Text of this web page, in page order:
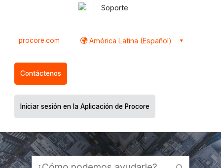
Soporte
procore.com América Latina (Español)
Contáctenos
Iniciar sesión en la Aplicación de Procore